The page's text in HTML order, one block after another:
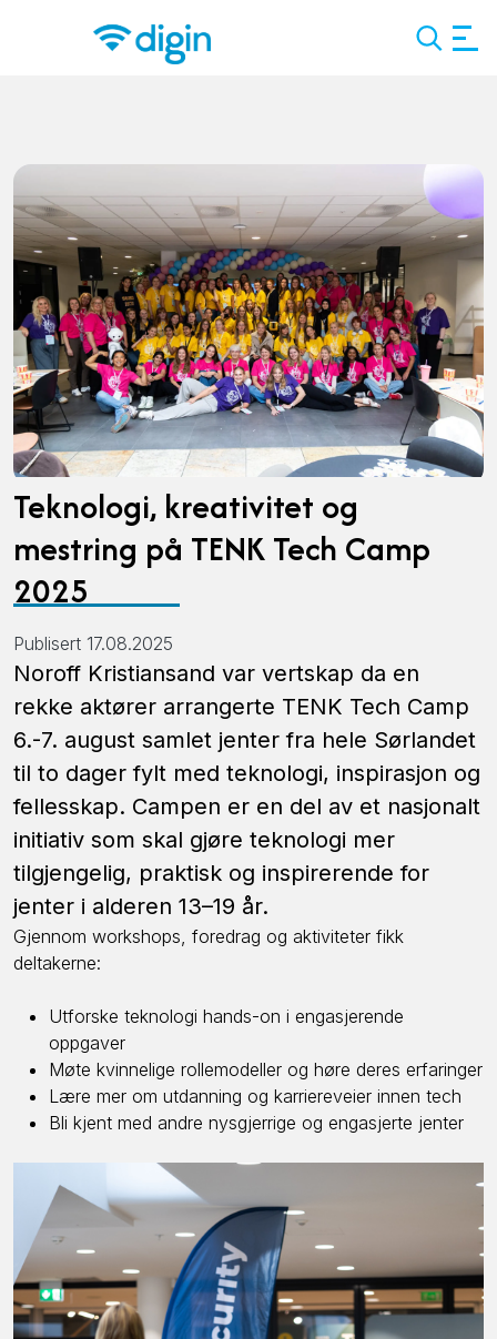
Teknologi, kreativitet og
mestring på TENK Tech Camp
2025
Publisert 17.08.2025
Noroff Kristiansand var vertskap da en
rekke aktører arrangerte TENK Tech Camp
6.-7. august samlet jenter fra hele Sørlandet
til to dager fylt med teknologi, inspirasjon og
fellesskap. Campen er en del av et nasjonalt
initiativ som skal gjøre teknologi mer
tilgjengelig, praktisk og inspirerende for
jenter i alderen 13–19 år.
Gjennom workshops, foredrag og aktiviteter fikk
deltakerne:
Utforske teknologi hands-on i engasjerende
oppgaver
Møte kvinnelige rollemodeller og høre deres erfaringer
Lære mer om utdanning og karriereveier innen tech
Bli kjent med andre nysgjerrige og engasjerte jenter